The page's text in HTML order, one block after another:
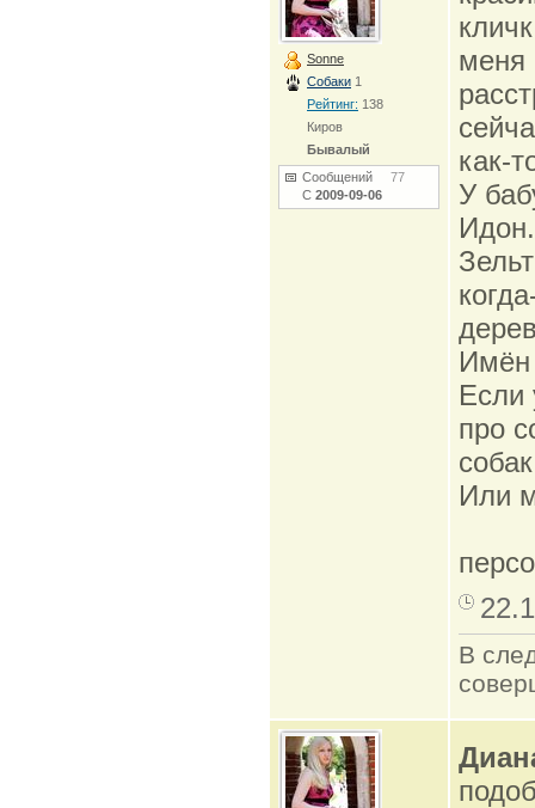
Sonne
Собаки 1
Рейтинг: 138
Киров
Бывалый
Сообщений 77
С 2009-09-06
меня
как-
У
Имён
Если
про
Или
В